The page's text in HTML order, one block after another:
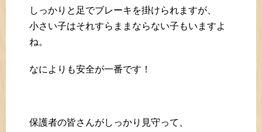
しっかりと足でブレーキを掛けられますが、
小さい子はそれすらままならない子もいますよ
ね。
なによりも安全が一番です！
保護者の皆さんがしっかり見守って、